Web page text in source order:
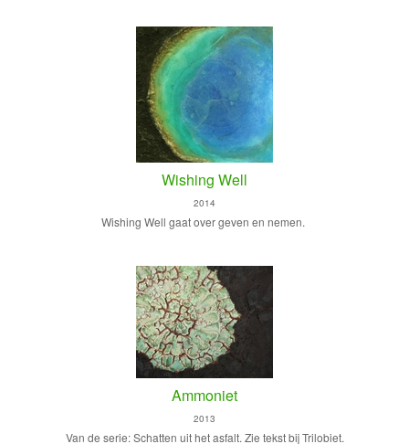
Wishing Well
2014
Wishing Well gaat over geven en nemen.
Ammoniet
2013
Van de serie: Schatten uit het asfalt. Zie tekst bij Trilobiet.